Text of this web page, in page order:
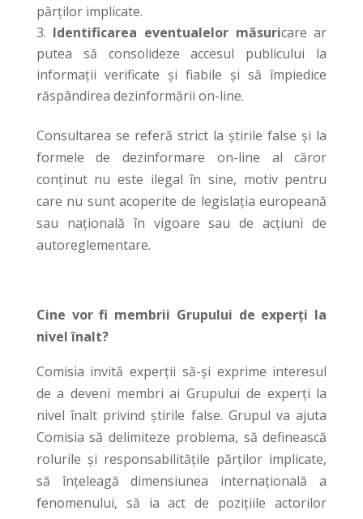
părților implicate.
Identificarea eventualelor măsuricare ar
putea să consolideze accesul publicului la
informații verificate și fiabile și să împiedice
răspândirea dezinformării on-line.
Consultarea se referă strict la știrile false și la
formele de dezinformare on-line al căror
conținut nu este ilegal în sine, motiv pentru
care nu sunt acoperite de legislația europeană
sau națională în vigoare sau de acțiuni de
autoreglementare.
Cine vor fi membrii Grupului de experți la
nivel înalt?
Comisia invită experții să-și exprime interesul
de a deveni membri ai Grupului de experți la
nivel înalt privind știrile false. Grupul va ajuta
Comisia să delimiteze problema, să definească
rolurile și responsabilitățile părților implicate,
să înțeleagă dimensiunea internațională a
fenomenului, să ia act de pozițiile actorilor